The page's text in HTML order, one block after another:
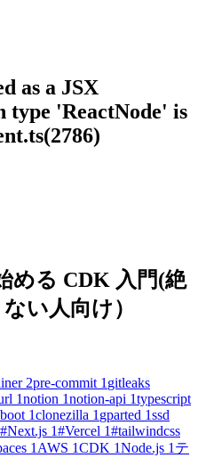
as a JSX
type 'ReactNode' is
める CDK 入門(絶
い人向け）
2pre-commit 1 gitleaks
1notion 1notion-api 1typescript
1clonezilla 1 gparted 1ssd
#Next.js 1#Vercel 1#tailwindcss
1 AWS 1CDK 1Node.js 1 テ